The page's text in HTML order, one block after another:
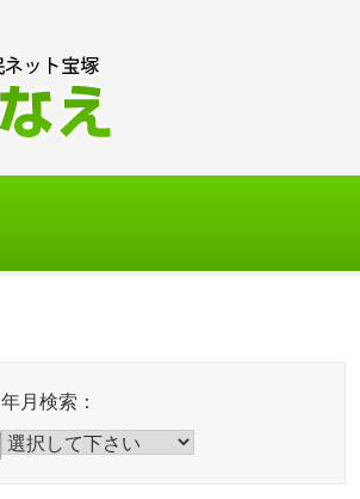
年月検索：